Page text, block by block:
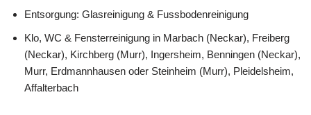
Entsorgung: Glasreinigung & Fussbodenreinigung
Klo, WC & Fensterreinigung in Marbach (Neckar), Freiberg
(Neckar), Kirchberg (Murr), Ingersheim, Benningen (Neckar),
Murr, Erdmannhausen oder Steinheim (Murr), Pleidelsheim,
Affalterbach